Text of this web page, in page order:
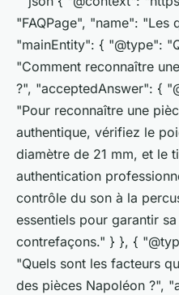
"FAQPage", "name": "Les
"mainEntity": { "@type":
"Comment reconnaître
?", "acceptedAnswer": {
"Pour reconnaître une
authentique, vérifiez le
diamètre de 21 mm, et le
authentication
contrôle du son à la
essentiels pour garantir
contrefaçons." } }, {
"Quels sont les facteurs
des pièces Napoléon ?",